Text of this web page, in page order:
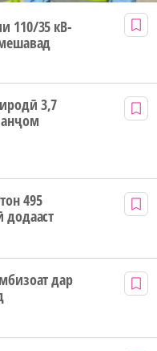
110/35 кВ-
3,7
495
додааст
дар